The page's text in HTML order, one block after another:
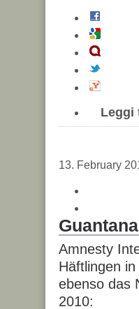
Leggi
13. February
Amnesty
Häftlingen
ebenso das
2010: